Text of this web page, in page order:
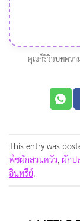
คุณก็รีวิวบทควา
This entry was
พืชผักสวนครัว, ผักป
อินทรีย์.